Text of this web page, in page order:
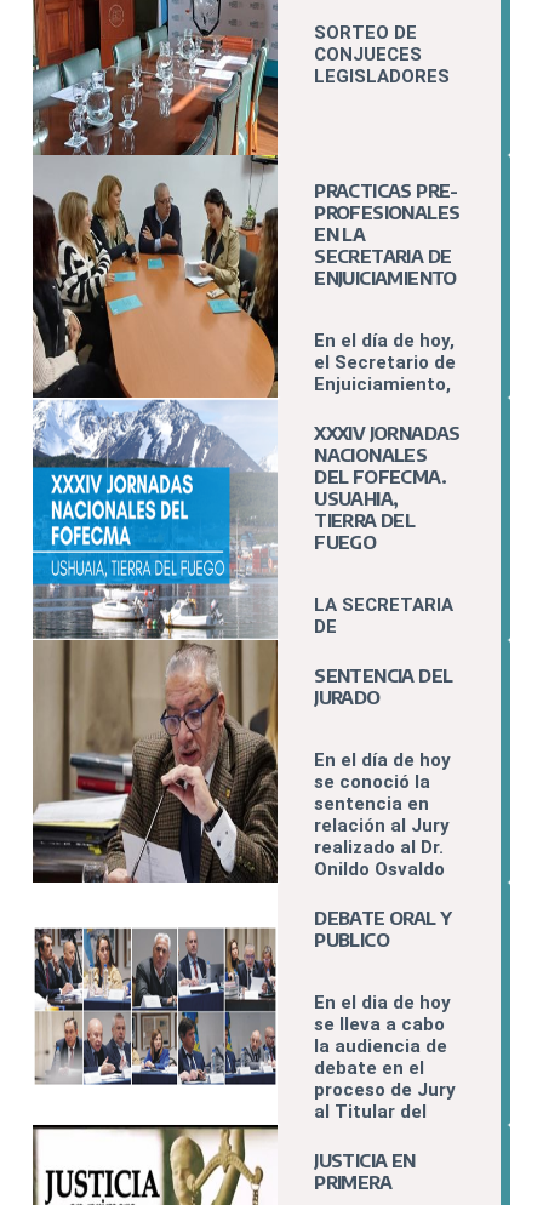
SORTEO DE
CONJUECES
LEGISLADORES
PRACTICAS PRE-
PROFESIONALES
EN LA
SECRETARIA DE
ENJUICIAMIENTO
En el día de hoy,
el Secretario de
Enjuiciamiento,
a un grupo de
estudiantes de
la carrera de
Abogacía.
XXXIV JORNADAS
NACIONALES
DEL FOFECMA.
USUAHIA,
TIERRA DEL
FUEGO
LA SECRETARIA
DE
O PRESENTE EN
LAS JORNADAS
SENTENCIA DEL
JURADO
En el día de hoy
se conoció la
sentencia en
relación al Jury
realizado al Dr.
Onildo Osvaldo
DEBATE ORAL Y
PUBLICO
En el dia de hoy
se lleva a cabo
la audiencia de
debate en el
proceso de Jury
al Titular del
Ejecución N°2
del
JUSTICIA EN
PRIMERA